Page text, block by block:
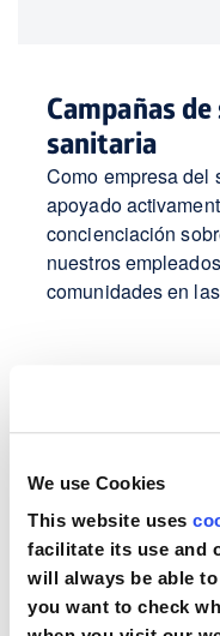
We use Cookies
This website uses
facilitate its use and
will always be able
you want to check
Campañas
sanitaria
Como empresa del
apoyado
concienciación
nuestros
comunidades en
mama -
Mes de
Desde 2024,
la principal
el cáncer de mama
objetivo principal